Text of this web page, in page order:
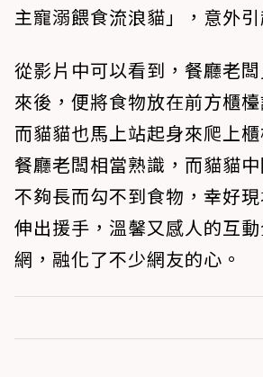
主寵溺餵食流浪貓」，意外引
從影片中可以看到，餐廳老
來後，便將食物放在前方櫃檯
而貓貓也馬上站起身來爬上
餐廳老闆相當熟識，而貓貓
不夠長而勾不到食物，幸好
伸出援手，溫馨又感人的互
網，融化了不少網友的心。